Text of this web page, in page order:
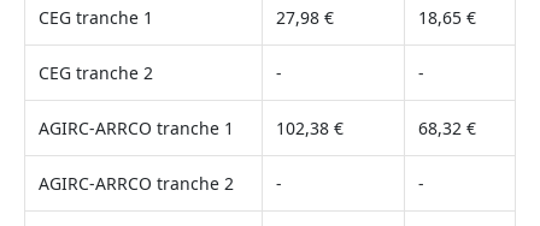
CEG tranche 1 27,98 € 18,65 €
CEG tranche 2 - -
AGIRC-ARRCO tranche 1 102,38 € 68,32 €
AGIRC-ARRCO tranche 2 - -